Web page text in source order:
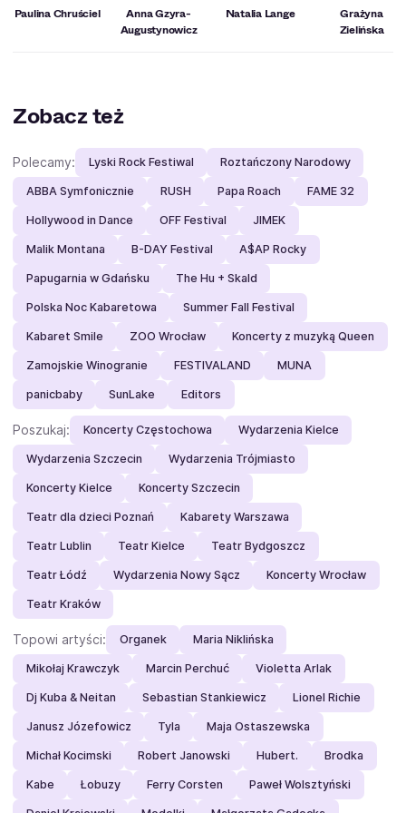
Paulina Chruściel
Anna Gzyra-
Augustynowicz
Natalia Lange
Grażyna
Zielińska
Zobacz też
Polecamy: Lyski Rock Festiwal Roztańczony Narodowy
ABBA Symfonicznie RUSH Papa Roach FAME 32
Hollywood in Dance OFF Festival JIMEK
Malik Montana B-DAY Festival A$AP Rocky
Papugarnia w Gdańsku The Hu + Skald
Polska Noc Kabaretowa Summer Fall Festival
Kabaret Smile ZOO Wrocław Koncerty z muzyką Queen
Zamojskie Winogranie FESTIVALAND MUNA
panicbaby SunLake Editors
Poszukaj: Koncerty Częstochowa Wydarzenia Kielce
Wydarzenia Szczecin Wydarzenia Trójmiasto
Koncerty Kielce Koncerty Szczecin
Teatr dla dzieci Poznań Kabarety Warszawa
Teatr Lublin Teatr Kielce Teatr Bydgoszcz
Teatr Łódź Wydarzenia Nowy Sącz Koncerty Wrocław
Teatr Kraków
Topowi artyści: Organek Maria Niklińska
Mikołaj Krawczyk Marcin Perchuć Violetta Arlak
Dj Kuba & Neitan Sebastian Stankiewicz Lionel Richie
Janusz Józefowicz Tyla Maja Ostaszewska
Michał Kocimski Robert Janowski Hubert. Brodka
Kabe Łobuzy Ferry Corsten Paweł Wolsztyński